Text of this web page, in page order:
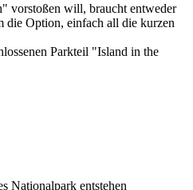
vorstoßen will, braucht entweder
die Option, einfach all die kurzen
Parkteil "Island in the
Nationalpark entstehen